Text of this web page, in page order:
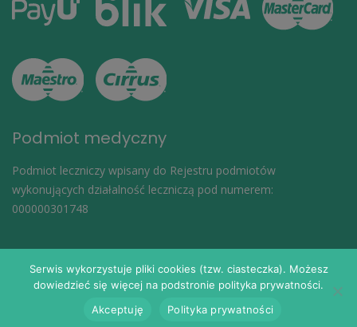
Podmiot medyczny
Podmiot leczniczy wpisany do Rejestru podmiotów
wykonujących działalność leczniczą pod numerem:
000000301748
eDoktorzy.pl . Wszelkie prawa zastrzeżone.
Serwis wykorzystuje pliki cookies (tzw. ciasteczka). Możesz
dowiedzieć się więcej na podstronie polityka prywatności.
Akceptuję
Polityka prywatności